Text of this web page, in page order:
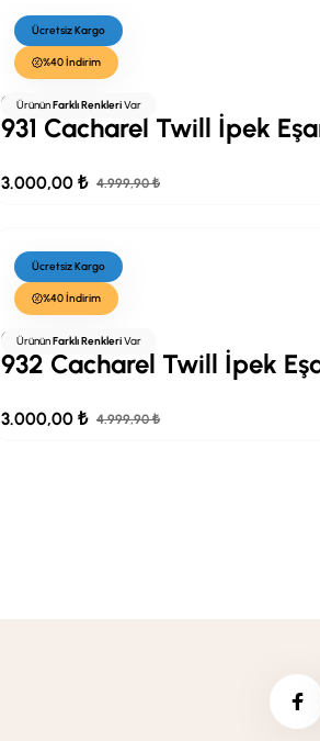
Ücretsiz Kargo
%40 İndirim
ÜrününFarklı RenkleriVar
Cacharel
931 Cacharel Twill İpek
3.000,00 ₺ 4.999,90 ₺
Ücretsiz Kargo
%40 İndirim
ÜrününFarklı RenkleriVar
Cacharel
932 Cacharel Twill İpek
3.000,00 ₺ 4.999,90 ₺